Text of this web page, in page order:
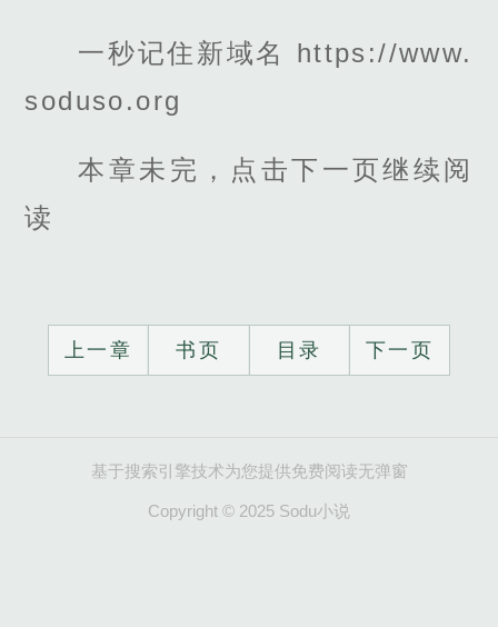
一秒记住新域名 https://www.
soduso.org
本章未完，点击下一页继续阅
读
上一章 书页 目录 下一页
基于搜索引擎技术为您提供免费阅读无弹窗
Copyright © 2025 Sodu小说